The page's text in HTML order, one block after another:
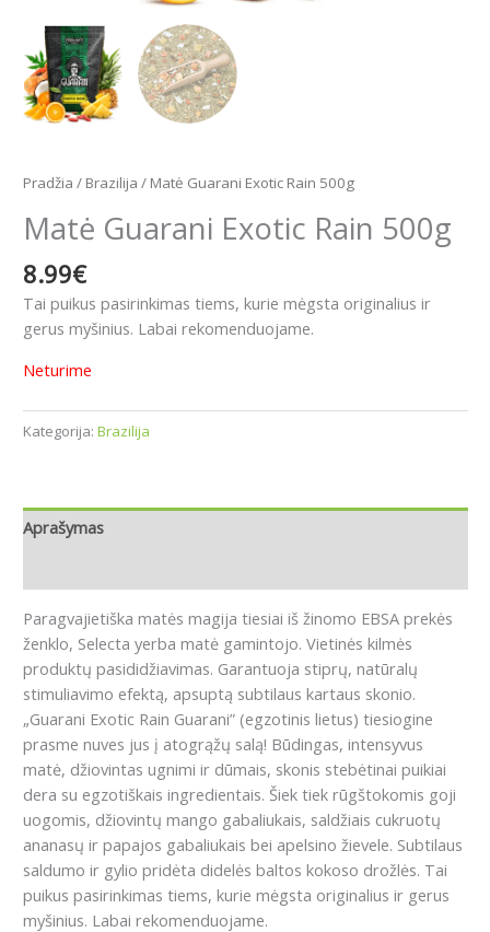
Pradžia / Brazilija / Matė Guarani Exotic Rain 500g
Matė Guarani Exotic Rain 500g
8.99€
Tai puikus pasirinkimas tiems, kurie mėgsta originalius ir
gerus myšinius. Labai rekomenduojame.
Neturime
Kategorija: Brazilija
Aprašymas
Paragvajietiška matės magija tiesiai iš žinomo EBSA prekės
ženklo, Selecta yerba matė gamintojo. Vietinės kilmės
produktų pasididžiavimas. Garantuoja stiprų, natūralų
stimuliavimo efektą, apsuptą subtilaus kartaus skonio.
„Guarani Exotic Rain Guarani” (egzotinis lietus) tiesiogine
prasme nuves jus į atogrąžų salą! Būdingas, intensyvus
matė, džiovintas ugnimi ir dūmais, skonis stebėtinai puikiai
dera su egzotiškais ingredientais. Šiek tiek rūgštokomis goji
uogomis, džiovintų mango gabaliukais, saldžiais cukruotų
ananasų ir papajos gabaliukais bei apelsino žievele. Subtilaus
saldumo ir gylio pridėta didelės baltos kokoso drožlės. Tai
puikus pasirinkimas tiems, kurie mėgsta originalius ir gerus
myšinius. Labai rekomenduojame.